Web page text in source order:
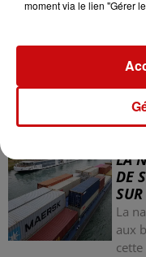
nazi
LA
la
LA
DE
La
aux
moment via le lien "Gérer